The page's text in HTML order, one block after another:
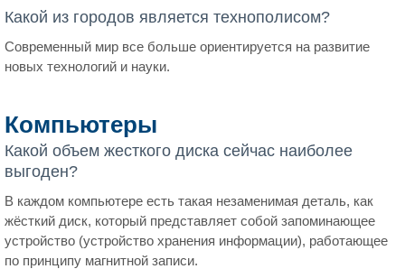
Какой из городов является технополисом?
Современный мир все больше ориентируется на развитие
новых технологий и науки.
Компьютеры
Какой объем жесткого диска сейчас наиболее
выгоден?
В каждом компьютере есть такая незаменимая деталь, как
жёсткий диск, который представляет собой запоминающее
устройство (устройство хранения информации), работающее
по принципу магнитной записи.